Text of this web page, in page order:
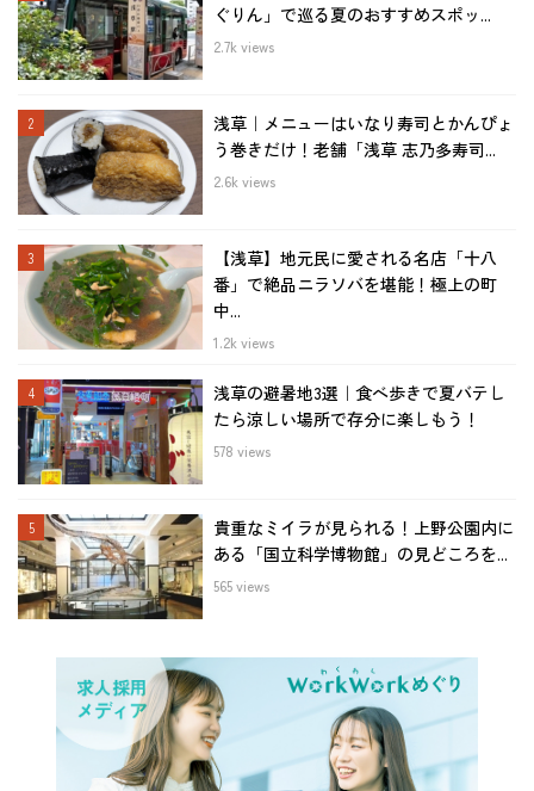
ぐりん」で巡る夏のおすすめスポッ...
2.7k views
浅草｜メニューはいなり寿司とかんぴょ
う巻きだけ！老舗「浅草 志乃多寿司...
2.6k views
【浅草】地元民に愛される名店「十八
番」で絶品ニラソバを堪能！極上の町
中...
1.2k views
浅草の避暑地3選｜食べ歩きで夏バテし
たら涼しい場所で存分に楽しもう！
578 views
貴重なミイラが見られる！上野公園内に
ある「国立科学博物館」の見どころを...
565 views